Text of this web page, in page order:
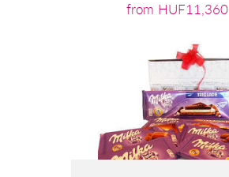
from HUF11,360